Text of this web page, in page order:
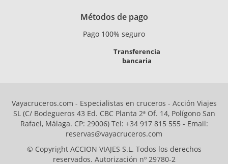
Métodos de pago
Pago 100% seguro
Transferencia
bancaria
Vayacruceros.com - Especialistas en cruceros - Acción Viajes
SL (C/ Bodegueros 43 Ed. CBC Planta 2ª Of. 14, Polígono San
Rafael, Málaga. CP: 29006) Tel: +34 917 815 555 - Email:
reservas@vayacruceros.com
© Copyright ACCION VIAJES S.L. Todos los derechos
reservados. Autorización nº 29780-2